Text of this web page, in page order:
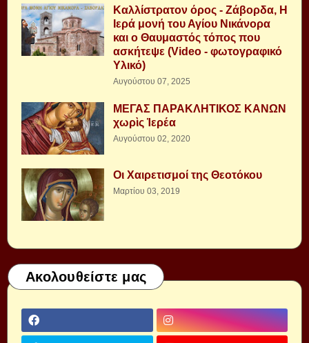
Καλλίστρατον όρος - Ζάβορδα, Η
Ιερά μονή του Αγίου Νικάνορα
και ο Θαυμαστός τόπος που
ασκήτεψε (Video - φωτογραφικό
Υλικό)
Αυγούστου 07, 2025
ΜΕΓΑΣ ΠΑΡΑΚΛΗΤΙΚΟΣ ΚΑΝΩΝ
χωρὶς Ἱερέα
Αυγούστου 02, 2020
Οι Χαιρετισμοί της Θεοτόκου
Μαρτίου 03, 2019
Ακολουθείστε μας